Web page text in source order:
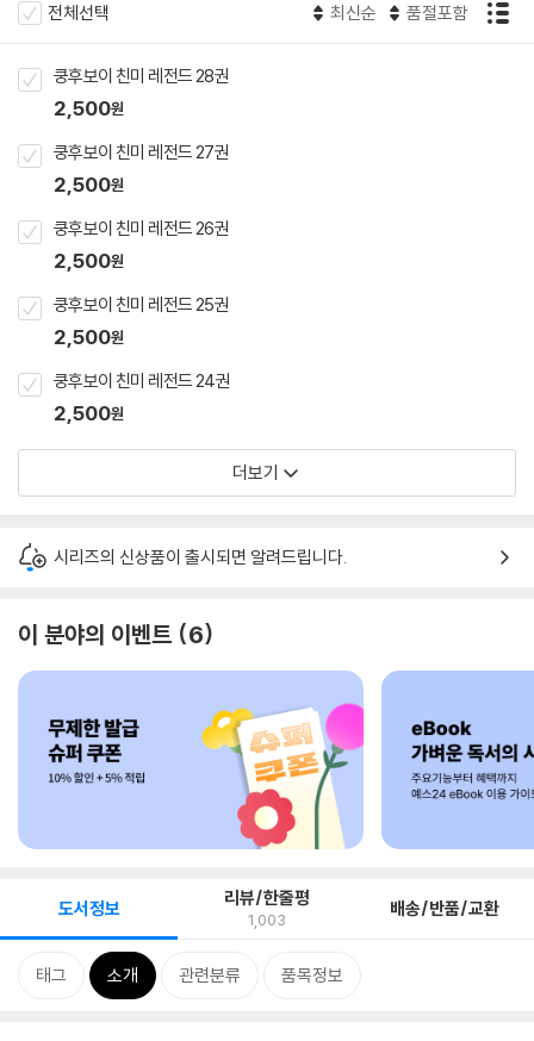
전체선택 최신순 품절포함
쿵후보이 친미 레전드 28권
2,500원
쿵후보이 친미 레전드 27권
2,500원
쿵후보이 친미 레전드 26권
2,500원
쿵후보이 친미 레전드 25권
2,500원
쿵후보이 친미 레전드 24권
2,500원
더보기
시리즈의 신상품이 출시되면 알려드립니다.
이 분야의 이벤트 6
도서정보 리뷰/한줄평
1,003 배송/반품/교환
태그 소개 관련분류 품목정보